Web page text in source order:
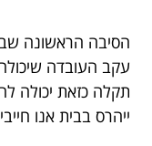
הסיבה הראשונה
עקב העובדה
תקלה כזאת יכולה
ייהרס בבית אנו